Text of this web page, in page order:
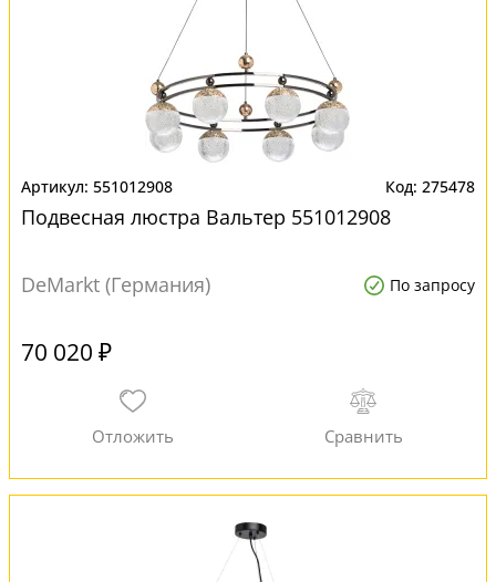
551012908 275478
Подвесная люстра Вальтер 551012908
DeMarkt (Германия) По запросу
70 020 ₽